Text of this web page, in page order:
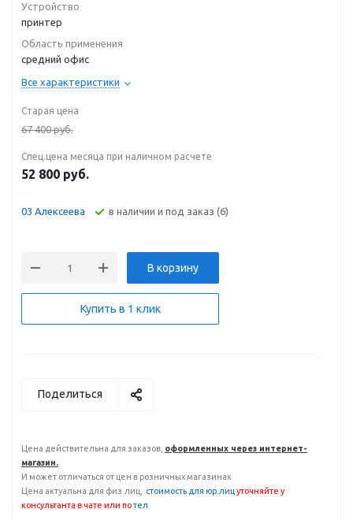
Устройство
принтер
Область применения
средний офис
Все характеристики
Старая цена
67 400руб.
Спец.цена месяца при наличном расчете
52 800 руб.
03 Алексеева В наличии и под заказ (6)
В корзину
Купить в 1 клик
Поделиться
Цена действительна для заказов, оформленных через интернет-
магазин.
И может отличаться от цен в розничных магазинах
Цена актуальна для физ.лиц,
стоимость для юр.лиц уточняйте у
консультанта в чате или потел